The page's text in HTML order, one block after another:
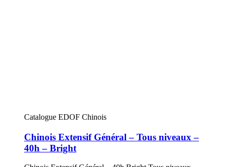
Catalogue EDOF Chinois
Chinois Extensif Général – Tous niveaux –
40h – Bright